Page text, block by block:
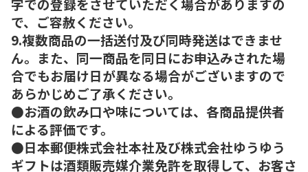
字での登録をさせていただく場合がありますの
で、ご容赦ください。
9.複数商品の一括送付及び同時発送はできませ
ん。また、同一商品を同日にお申込みされた場
合でもお届け日が異なる場合がございますので
あらかじめご了承ください。
●お酒の飲み口や味については、各商品提供者
による評価です。
●日本郵便株式会社本社及び株式会社ゆうゆう
ギフトは酒類販売媒介業免許を取得して、お客さ